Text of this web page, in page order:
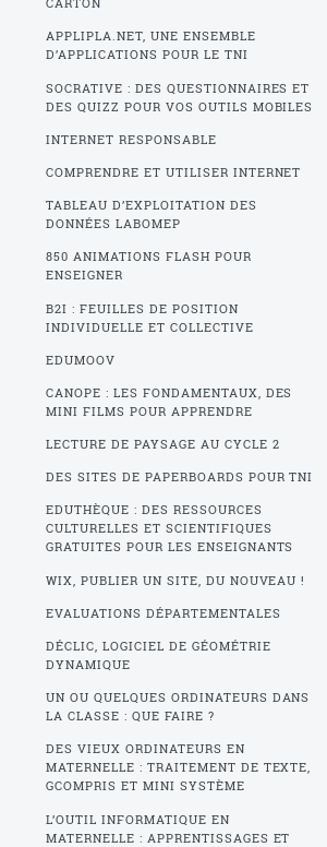
CARTON
APPLIPLA.NET, UNE ENSEMBLE
D’APPLICATIONS POUR LE TNI
SOCRATIVE : DES QUESTIONNAIRES ET
DES QUIZZ POUR VOS OUTILS MOBILES
INTERNET RESPONSABLE
COMPRENDRE ET UTILISER INTERNET
TABLEAU D’EXPLOITATION DES
DONNÉES LABOMEP
850 ANIMATIONS FLASH POUR
ENSEIGNER
B2I : FEUILLES DE POSITION
INDIVIDUELLE ET COLLECTIVE
EDUMOOV
CANOPE : LES FONDAMENTAUX, DES
MINI FILMS POUR APPRENDRE
LECTURE DE PAYSAGE AU CYCLE 2
DES SITES DE PAPERBOARDS POUR TNI
EDUTHÈQUE : DES RESSOURCES
CULTURELLES ET SCIENTIFIQUES
GRATUITES POUR LES ENSEIGNANTS
WIX, PUBLIER UN SITE, DU NOUVEAU !
EVALUATIONS DÉPARTEMENTALES
DÉCLIC, LOGICIEL DE GÉOMÉTRIE
DYNAMIQUE
UN OU QUELQUES ORDINATEURS DANS
LA CLASSE : QUE FAIRE ?
DES VIEUX ORDINATEURS EN
MATERNELLE : TRAITEMENT DE TEXTE,
GCOMPRIS ET MINI SYSTÈME
L’OUTIL INFORMATIQUE EN
MATERNELLE : APPRENTISSAGES ET